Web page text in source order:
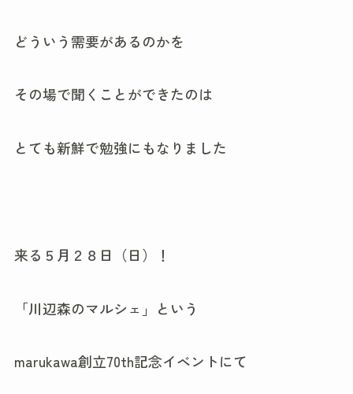
どういう需要があるのかを
その場で聞くことができたのは
とても新鮮で勉強にもなりました
来る５月２８日（日）！
「川辺森のマルシェ」という
marukawa創立70th記念イベントにて